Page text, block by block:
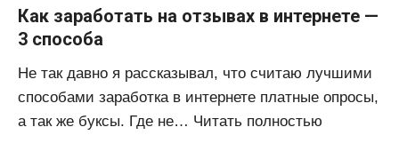
Как заработать на отзывах в интернете —
3 способа
Не так давно я рассказывал, что считаю лучшими
способами заработка в интернете платные опросы,
а так же буксы. Где не… Читать полностью